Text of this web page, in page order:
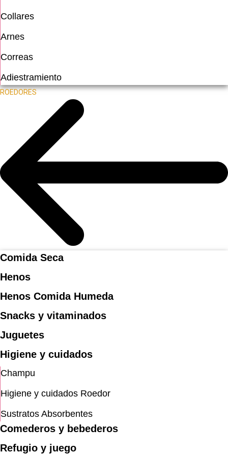
Collares
Arnes
Correas
Adiestramiento
ROEDORES
Comida Seca
Henos
Henos Comida Humeda
Snacks y vitaminados
Juguetes
Higiene y cuidados
Champu
Higiene y cuidados Roedor
Sustratos Absorbentes
Comederos y bebederos
Refugio y juego